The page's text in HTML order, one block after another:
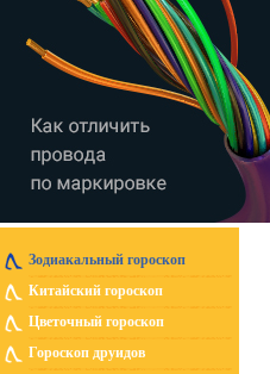
Зодиакальный гороскоп
Китайский гороскоп
Цветочный гороскоп
Гороскоп друидов